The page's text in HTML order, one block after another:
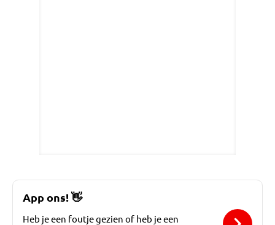
App ons!👋
Heb je een foutje gezien of heb je een